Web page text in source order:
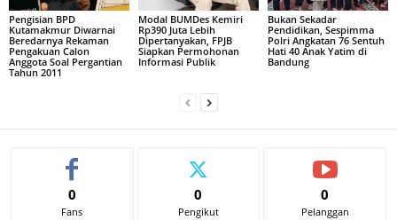
Pengisian BPD
Kutamakmur Diwarnai
Beredarnya Rekaman
Pengakuan Calon
Anggota Soal Pergantian
Tahun 2011
Modal BUMDes Kemiri
Rp390 Juta Lebih
Dipertanyakan, FPJB
Siapkan Permohonan
Informasi Publik
Bukan Sekadar
Pendidikan, Sespimma
Polri Angkatan 76 Sentuh
Hati 40 Anak Yatim di
Bandung
0
Fans
0
Pengikut
0
Pelanggan